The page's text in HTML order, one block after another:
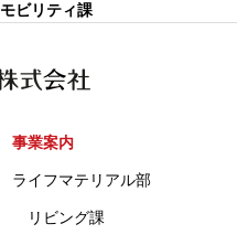
モビリティ課
事業案内
ライフマテリアル部
リビング課